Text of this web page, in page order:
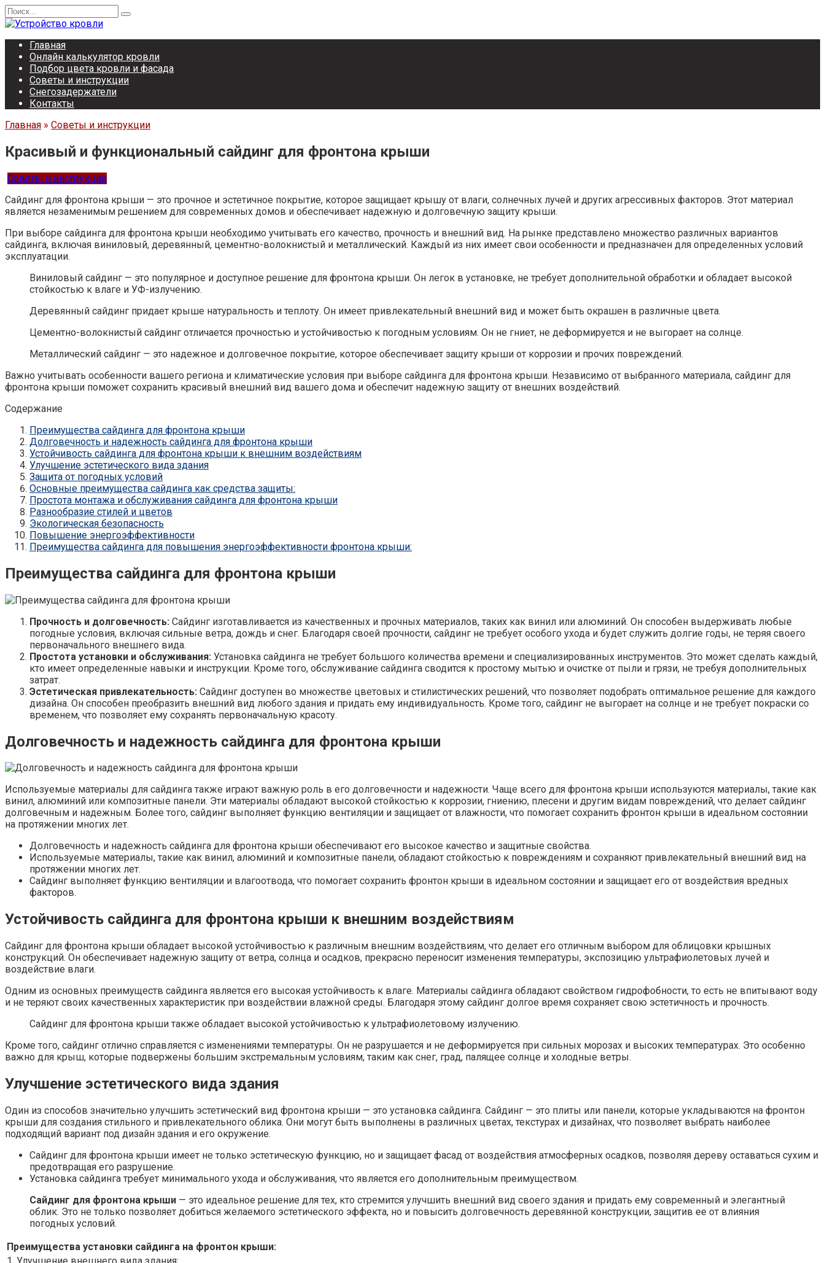
Перейти
к
Search
for:
Главная
Онлайн калькулятор кровли
Подбор цвета кровли и фасада
Советы и инструкции
Снегозадержатели
Контакты
Главная » Советы и инструкции
Красивый и функциональный сайдинг для фронтона крыши
Советы и инструкции
Сайдинг для фронтона крыши — это прочное и эстетичное покрытие, которое защищает крышу от влаги, солнечных лучей и других агрессивных факторов. Этот материал
является незаменимым решением для современных домов и обеспечивает надежную и долговечную защиту крыши.
При выборе сайдинга для фронтона крыши необходимо учитывать его качество, прочность и внешний вид. На рынке представлено множество различных вариантов
сайдинга, включая виниловый, деревянный, цементно-волокнистый и металлический. Каждый из них имеет свои особенности и предназначен для определенных условий
эксплуатации.
Виниловый сайдинг — это популярное и доступное решение для фронтона крыши. Он легок в установке, не требует дополнительной обработки и обладает высокой
стойкостью к влаге и УФ-излучению.
Деревянный сайдинг придает крыше натуральность и теплоту. Он имеет привлекательный внешний вид и может быть окрашен в различные цвета.
Цементно-волокнистый сайдинг отличается прочностью и устойчивостью к погодным условиям. Он не гниет, не деформируется и не выгорает на солнце.
Металлический сайдинг — это надежное и долговечное покрытие, которое обеспечивает защиту крыши от коррозии и прочих повреждений.
Важно учитывать особенности вашего региона и климатические условия при выборе сайдинга для фронтона крыши. Независимо от выбранного материала, сайдинг для
фронтона крыши поможет сохранить красивый внешний вид вашего дома и обеспечит надежную защиту от внешних воздействий.
Содержание
Преимущества сайдинга для фронтона крыши
Долговечность и надежность сайдинга для фронтона крыши
Устойчивость сайдинга для фронтона крыши к внешним воздействиям
Улучшение эстетического вида здания
Защита от погодных условий
Основные преимущества сайдинга как средства защиты:
Простота монтажа и обслуживания сайдинга для фронтона крыши
Разнообразие стилей и цветов
Экологическая безопасность
Повышение энергоэффективности
Преимущества сайдинга для повышения энергоэффективности фронтона крыши:
Преимущества сайдинга для фронтона крыши
Прочность и долговечность: Сайдинг изготавливается из качественных и прочных материалов, таких как винил или алюминий. Он способен выдерживать любые
погодные условия, включая сильные ветра, дождь и снег. Благодаря своей прочности, сайдинг не требует особого ухода и будет служить долгие годы, не теряя своего
первоначального внешнего вида.
Простота установки и обслуживания: Установка сайдинга не требует большого количества времени и специализированных инструментов. Это может сделать каждый,
кто имеет определенные навыки и инструкции. Кроме того, обслуживание сайдинга сводится к простому мытью и очистке от пыли и грязи, не требуя дополнительных
затрат.
Эстетическая привлекательность: Сайдинг доступен во множестве цветовых и стилистических решений, что позволяет подобрать оптимальное решение для каждого
дизайна. Он способен преобразить внешний вид любого здания и придать ему индивидуальность. Кроме того, сайдинг не выгорает на солнце и не требует покраски со
временем, что позволяет ему сохранять первоначальную красоту.
Долговечность и надежность сайдинга для фронтона крыши
Используемые материалы для сайдинга также играют важную роль в его долговечности и надежности. Чаще всего для фронтона крыши используются материалы, такие как
винил, алюминий или композитные панели. Эти материалы обладают высокой стойкостью к коррозии, гниению, плесени и другим видам повреждений, что делает сайдинг
долговечным и надежным. Более того, сайдинг выполняет функцию вентиляции и защищает от влажности, что помогает сохранить фронтон крыши в идеальном состоянии
на протяжении многих лет.
Долговечность и надежность сайдинга для фронтона крыши обеспечивают его высокое качество и защитные свойства.
Используемые материалы, такие как винил, алюминий и композитные панели, обладают стойкостью к повреждениям и сохраняют привлекательный внешний вид на
протяжении многих лет.
Сайдинг выполняет функцию вентиляции и влагоотвода, что помогает сохранить фронтон крыши в идеальном состоянии и защищает его от воздействия вредных
факторов.
Устойчивость сайдинга для фронтона крыши к внешним воздействиям
Сайдинг для фронтона крыши обладает высокой устойчивостью к различным внешним воздействиям, что делает его отличным выбором для облицовки крышных
конструкций. Он обеспечивает надежную защиту от ветра, солнца и осадков, прекрасно переносит изменения температуры, экспозицию ультрафиолетовых лучей и
воздействие влаги.
Одним из основных преимуществ сайдинга является его высокая устойчивость к влаге. Материалы сайдинга обладают свойством гидрофобности, то есть не впитывают воду
и не теряют своих качественных характеристик при воздействии влажной среды. Благодаря этому сайдинг долгое время сохраняет свою эстетичность и прочность.
Сайдинг для фронтона крыши также обладает высокой устойчивостью к ультрафиолетовому излучению.
Кроме того, сайдинг отлично справляется с изменениями температуры. Он не разрушается и не деформируется при сильных морозах и высоких температурах. Это особенно
важно для крыш, которые подвержены большим экстремальным условиям, таким как снег, град, палящее солнце и холодные ветры.
Улучшение эстетического вида здания
Один из способов значительно улучшить эстетический вид фронтона крыши — это установка сайдинга. Сайдинг — это плиты или панели, которые укладываются на фронтон
крыши для создания стильного и привлекательного облика. Они могут быть выполнены в различных цветах, текстурах и дизайнах, что позволяет выбрать наиболее
подходящий вариант под дизайн здания и его окружение.
Сайдинг для фронтона крыши имеет не только эстетическую функцию, но и защищает фасад от воздействия атмосферных осадков, позволяя дереву оставаться сухим и
предотвращая его разрушение.
Установка сайдинга требует минимального ухода и обслуживания, что является его дополнительным преимуществом.
Сайдинг для фронтона крыши — это идеальное решение для тех, кто стремится улучшить внешний вид своего здания и придать ему современный и элегантный
облик. Это не только позволяет добиться желаемого эстетического эффекта, но и повысить долговечность деревянной конструкции, защитив ее от влияния
погодных условий.
Преимущества установки сайдинга на фронтон крыши: